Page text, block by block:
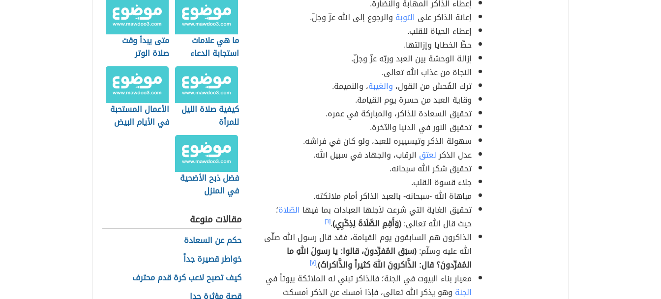
إعطاء الذاكر المهابة والنضارة.
إعانة الذاكر على التوبة والرجوع إلى الله عزّ وجلّ.
إعطاء الحياة للقلب.
حطّ الخطايا وإزالتها.
إزالة الوحشة بين العبد وربّه عزّ وجلّ.
النجاة من عذاب الله تعالى.
ترك الفُحش من القول، والغيبة، والنميمة.
وقاية العبد من حسرة يوم القيامة.
تحقيق السعادة للذاكر، والمباركة في عمره.
تحقيق النور في الدنيا والآخرة.
سهولة الذكر وتيسييره للعبد، ولو كان في فراشه.
عدل الذكرلعتق الرقاب، والجهاد في سبيل الله.
تحقيق شكر الله سبحانه.
جلاء قسوة القلب.
مباهاة الله -سبحانه- بالعبد الذاكر أمام ملائكته.
تحقيق الغاية التي شرعت لأجلها العبادات بما فيها الصّلاة؛
حيث قال الله تعالى:(وَأَقِمِ الصَّلَاةَ لِذِكْرِي).[٦]
الذاكرون هم السابقون يوم القيامة، فقد قال رسول الله صلّى
الله عليه وسلّم:(سبَق المُفرِّدونَ، قالوا: يا رسولَ اللهِ ما
المُفرِّدونَ؟ قال: الذَّاكرونَ اللهَ كثيراً والذَّاكراتُ).[٧]
معيار بناء البيوت في الجنة؛ فالذاكر تبني له الملائكة بيوتاً في
الجنة وهو يذكر الله تعالى، فإذا أمسك عن الذكر أمسكت
ما هي علامات
استجابة الدعاء
متى يبدأ وقت
صلاة الوتر
كيفية صلاة الليل
للمرأة
الأعمال المستحبة
في الأيام البيض
فضل ذبح الأضحية
في المنزل
مقالات منوعة
حكم عن السعادة
خواطر قصيرة جداً
كيف تصبح لاعب كرة قدم محترف